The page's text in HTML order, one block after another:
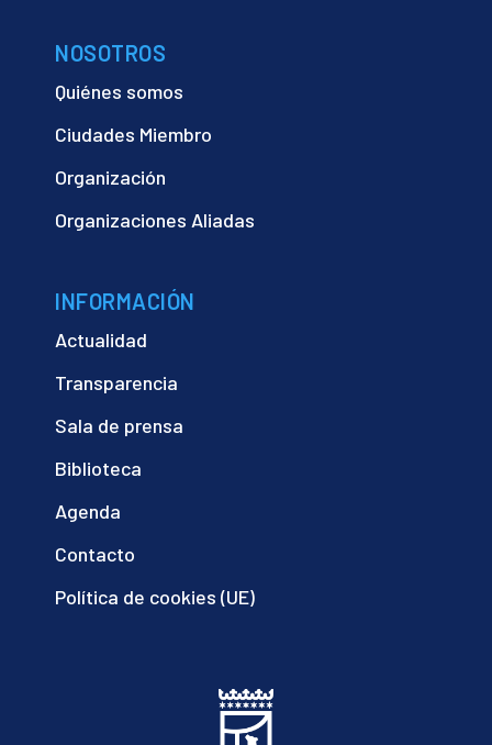
NOSOTROS
Quiénes somos
Ciudades Miembro
Organización
Organizaciones Aliadas
INFORMACIÓN
Actualidad
Transparencia
Sala de prensa
Biblioteca
Agenda
Contacto
Política de cookies (UE)